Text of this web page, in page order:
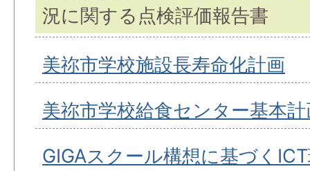
況に関する点検評価報告書
美祢市学校施設長寿命化計画
美祢市学校給食センター基本
GIGAスクール構想に基づく